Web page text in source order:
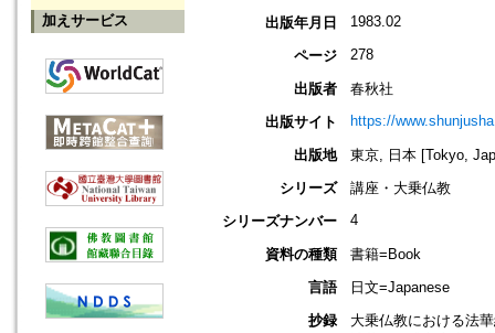
加えサービス
出版年月日
1983.02
ページ 278
出版者
春秋社
出版サイト
https://
出版地
東京, 日本 [Tokyo,
シリーズ
講座・大乗仏教
シリーズナンバー
4
資料の種類
書籍=Book
言語
日文=Japanese
抄録
大乗仏教における法